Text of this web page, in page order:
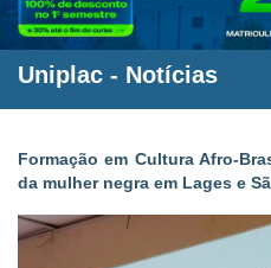
Uniplac - Notícias
Formação em Cultura Afro-
da mulher negra em Lages e